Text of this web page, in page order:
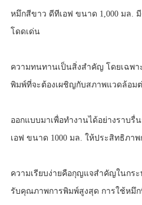
หมึกสีขาว ดีทีเอฟ ขนาด 1,000 มล.
โดดเด่น
ความทนทานเป็นสิ่งสำคัญ โดยเฉพา
พิมพ์ที่จะต้องเผชิญกับสภาพแวดล้อม
ออกแบบมาเพื่อทำงานได้อย่างราบ
เอฟ ขนาด 1000 มล. ให้ประสิทธิภา
ความเรียบง่ายคือกุญแจสำคัญในกร
รับคุณภาพการพิมพ์สูงสุด การใช้หมึ